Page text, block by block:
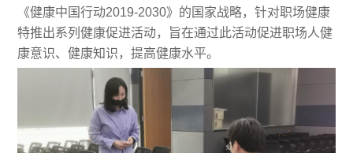
《健康中国行动2019-2030》的国家战略，针对职场健康
特推出系列健康促进活动，旨在通过此活动促进职场人健
康意识、健康知识，提高健康水平。